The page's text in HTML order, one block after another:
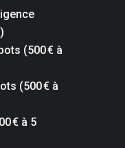
(500 € à
(500 € à
€ à 5